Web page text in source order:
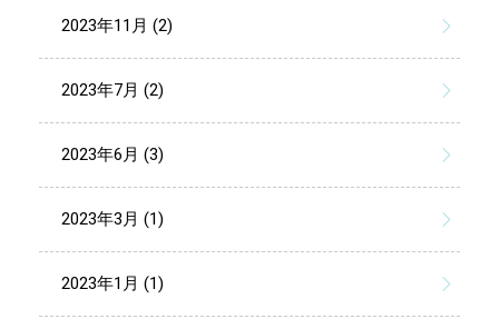
2023年11月 (2)
2023年7月 (2)
2023年6月 (3)
2023年3月 (1)
2023年1月 (1)